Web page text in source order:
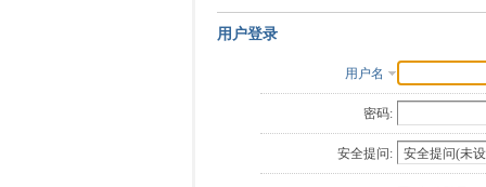
用户登录
用户名
密码:
安全提问: